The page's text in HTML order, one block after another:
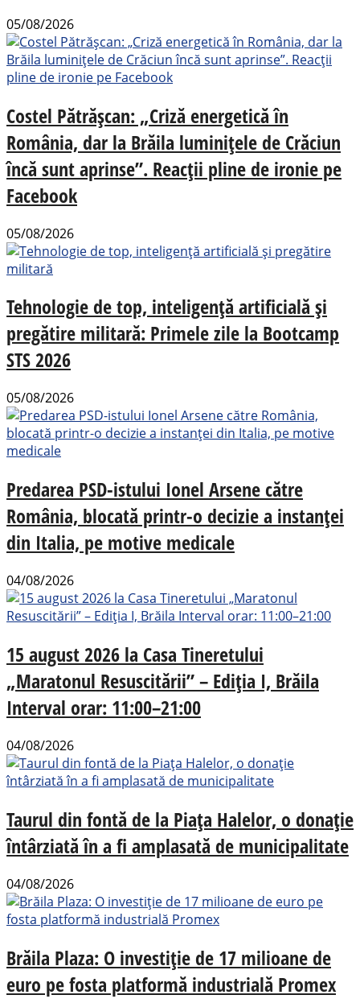
05/08/2026
Costel Pătrășcan: „Criză energetică în
România, dar la Brăila luminițele de Crăciun
încă sunt aprinse”. Reacții pline de ironie pe
Facebook
05/08/2026
Tehnologie de top, inteligență artificială și
pregătire militară: Primele zile la Bootcamp
STS 2026
05/08/2026
Predarea PSD-istului Ionel Arsene către
România, blocată printr-o decizie a instanței
din Italia, pe motive medicale
04/08/2026
15 august 2026 la Casa Tineretului
„Maratonul Resuscitării” – Ediția I, Brăila
Interval orar: 11:00–21:00
04/08/2026
Taurul din fontă de la Piața Halelor, o donație
întârziată în a fi amplasată de municipalitate
04/08/2026
Brăila Plaza: O investiție de 17 milioane de
euro pe fosta platformă industrială Promex